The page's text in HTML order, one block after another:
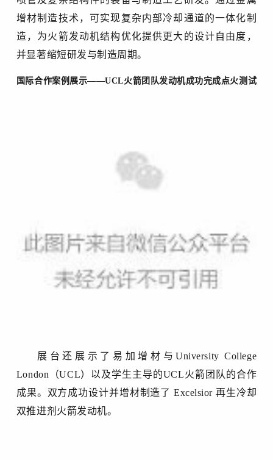
增材制造技术，可实现复杂内部冷却通道的一体化制
造，为火箭发动机结构优化提供更大的设计自由度，
并显著缩短研发与制造周期。
国际合作案例展示——UCL火箭团队发动机成功完成点火测试
展台还展示了易加增材与University College
London（UCL）以及学生主导的UCL火箭团队的合作
成果。双方成功设计并增材制造了 Excelsior 再生冷却
双推进剂火箭发动机。